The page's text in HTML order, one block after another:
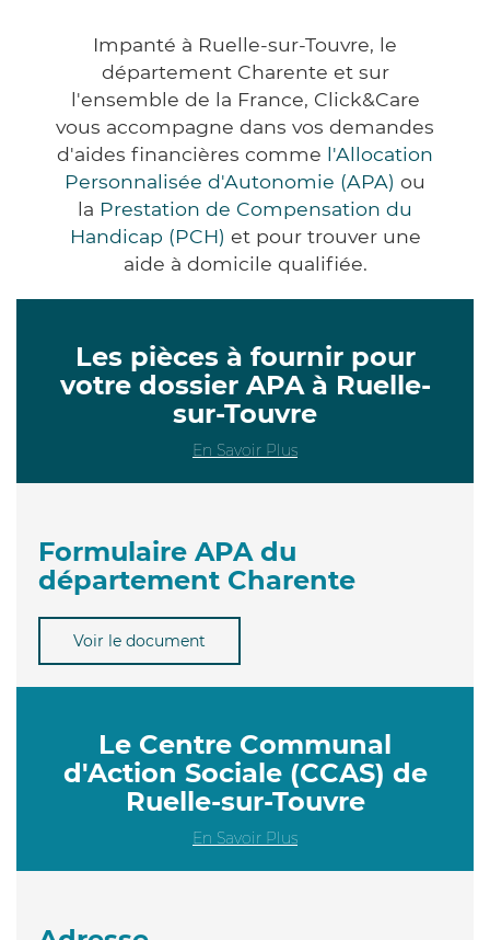
Impanté à Ruelle-sur-Touvre, le
département Charente et sur
l'ensemble de la France, Click&Care
vous accompagne dans vos demandes
d'aides financières comme l'Allocation
Personnalisée d'Autonomie (APA) ou
la Prestation de Compensation du
Handicap (PCH) et pour trouver une
aide à domicile qualifiée.
Les pièces à fournir pour
votre dossier APA à Ruelle-
sur-Touvre
En Savoir Plus
Formulaire APA du
département Charente
Voir le document
Le Centre Communal
d'Action Sociale (CCAS) de
Ruelle-sur-Touvre
En Savoir Plus